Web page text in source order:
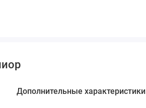
Дополнительные характеристики